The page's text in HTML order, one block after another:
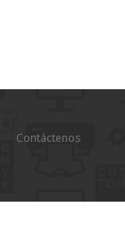
Contáctenos